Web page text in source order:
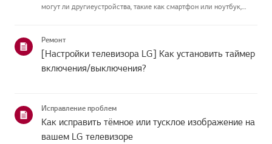
могут ли другиеустройства, такие как смартфон или ноутбук,
Ремонт
[Настройки телевизора LG] Как установить таймер
включения/выключения?
Исправление проблем
Как исправить тёмное или тусклое изображение на
вашем LG телевизоре